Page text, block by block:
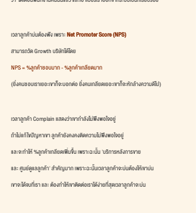
เวลาลูกค้าบ่นต้องฟัง เพราะ Net Promoter Score (NPS)
สามารถวัด Growth บริษัทได้โดย
NPS = %ลูกค้าชอบมาก - %ลูกค้าเกลียดมาก
(ยิ่งคนชอบเราเยอะเขาก็จะบอกต่อ ยิ่งคนเกลียดเยอะเขาก็จะหักล้างความดีไป)
เวลาลูกค้า Complain แสดงว่าเขากำลังไม่พึงพอใจอยู่
ถ้าไม่แก้ไขปัญหาเขา ลูกค้ายังคงคงติดความไม่พึงพอใจอยู่
และจะทำให้ %ลูกค้าเกลียดเพิ่มขึ้น เพราะฉะนั้น 'บริการหลังการขาย
และ ศูนย์ดูแลลูกค้า' สำคัญมาก เพราะฉะนั้นเวลาลูกค้าจะบ่นต้องให้เขาบ่น
เขาจะได้จบที่เรา และ ต้องทำให้เขาติดต่อเราได้ง่ายที่สุดเวลาลูกค้าจะบ่น